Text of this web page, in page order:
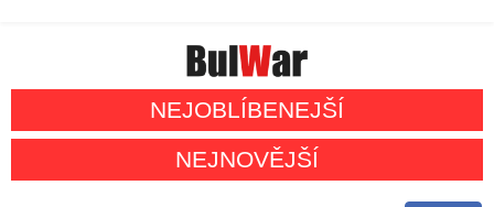
NEJOBLÍBENEJŠÍ
NEJNOVĚJŠÍ